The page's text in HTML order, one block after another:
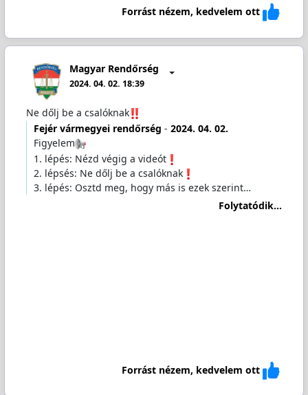
Forrást nézem, kedvelem ott
Magyar Rendőrség
2024. 04. 02. 18:39
Ne dőlj be a csalóknak
Fejér vármegyei rendőrség - 2024. 04. 02.
Figyelem
1. lépés: Nézd végig a videót
2. lépsés: Ne dőlj be a csalóknak
3. lépés: Osztd meg, hogy más is ezek szerint…
Folytatódik...
Forrást nézem, kedvelem ott